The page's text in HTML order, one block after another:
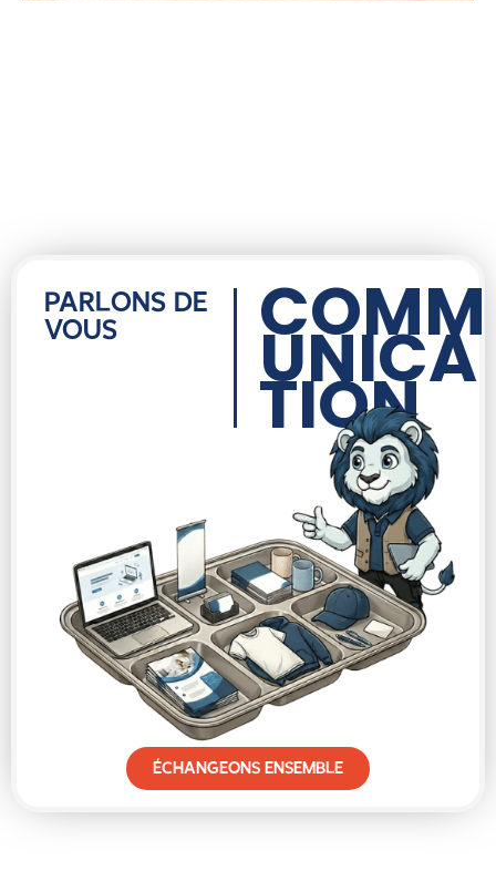
PARLONS DE
VOUS
COMM
UNICA
TION
ÉCHANGEONS ENSEMBLE